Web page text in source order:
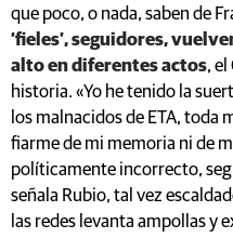
que poco, o nada, saben de
‘fieles’, seguidores,
alto en diferentes actos, el
historia. «Yo he tenido la
los malnacidos de ETA, toda
fiarme de mi memoria ni de
políticamente incorrecto,
señala Rubio, tal vez
las redes levanta ampollas y